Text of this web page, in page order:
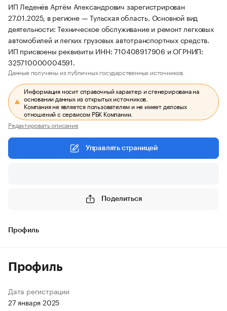
ИП Леденёв Артём Александрович зарегистрирован
27.01.2025, в регионе — Тульская область. Основной вид
деятельности: Техническое обслуживание и ремонт легковых
автомобилей и легких грузовых автотранспортных средств.
ИП присвоены реквизиты ИНН: 710408917906 и ОГРНИП:
325710000004591.
Данные получены из публичных государственных источников.
Информация носит справочный характер и сгенерирована на
основании данных из открытых источников.
Компания не является пользователем и не имеет деловых
отношений с сервисом РБК Компании.
Редактировать описание
Управлять страницей
Поделиться
Профиль
Профиль
Дата регистрации
27 января 2025